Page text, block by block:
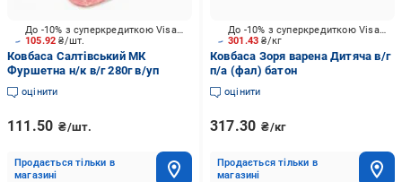
105.92₴/шт.
До -10% з суперкредиткою Visa Вигода
Ковбаса Салтівський МК
Фуршетна н/к в/г 280г в/уп
оцінити
111.50 ₴/шт.
Продається тільки в
магазині
301.43₴/кг
До -10% з суперкредиткою Visa Вигода
Ковбаса Зоря варена Дитяча в/г
п/а (фал) батон
оцінити
317.30 ₴/кг
Продається тільки в
магазині